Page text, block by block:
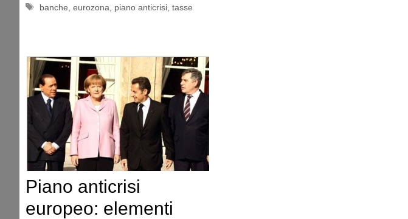
Tag
banche ,eurozona piano anticrisi ,tasse
Piano anticrisi
europeo: elementi